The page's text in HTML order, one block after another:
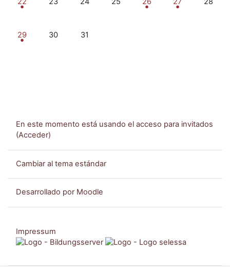
1 evento, lunes, 29 enero
29 Sin eventos, martes, 30 enero
30 Sin eventos, miércoles, 31 enero
31
En este momento está usando el acceso para invitados
(Acceder)
Cambiar al tema estándar
Desarrollado por Moodle
Impressum